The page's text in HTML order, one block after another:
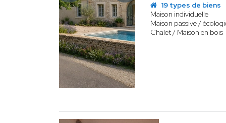
19 types de biens
Maison individuelle
Maison passive /
Chalet / Maison en bois